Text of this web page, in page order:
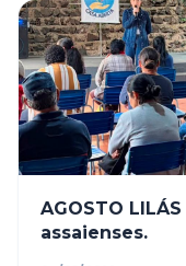
AGOSTO
assaienses.